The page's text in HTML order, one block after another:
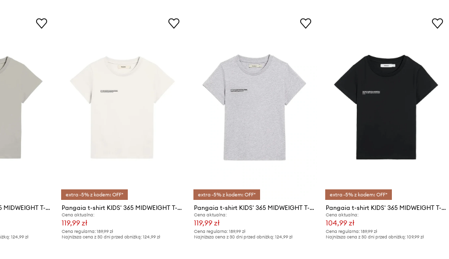
Pangaia t-shirt KIDS' 365 MIDWEIGHT T-SHIRT
124,99 zł
extra -5% z kodem: OFF*
Pangaia t-shirt KIDS' 365 MIDWEIGHT T-SHIRT
Cena aktualna:
119,99 zł
Cena regularna: 189,99 zł
Najniższa cena z 30 dni przed obniżką: 124,99 zł
extra -5% z kodem: OFF*
Pangaia t-shirt KIDS' 365 MIDWEIGHT T-SHIRT
Cena aktualna:
119,99 zł
Cena regularna: 189,99 zł
Najniższa cena z 30 dni przed obniżką: 124,99 zł
extra -5% z kodem: OFF*
Pangaia t-shirt KIDS' 365 MIDWEIGHT T-SHIRT
Cena aktualna:
104,99 zł
Cena regularna: 189,99 zł
Najniższa cena z 30 dni przed obniżką: 109,99 zł